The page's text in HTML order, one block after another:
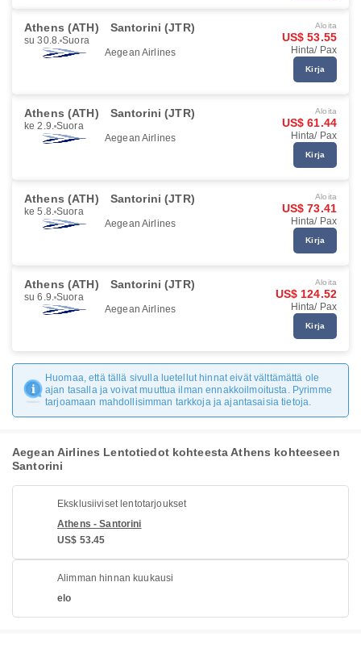
Athens (ATH) Santorini (JTR)
su 30.8. Suora
Aegean Airlines
Aloita
US$ 53.55
Hinta/ Pax
Kirja
Athens (ATH) Santorini (JTR)
ke 2.9. Suora
Aegean Airlines
Aloita
US$ 61.44
Hinta/ Pax
Kirja
Athens (ATH) Santorini (JTR)
ke 5.8. Suora
Aegean Airlines
Aloita
US$ 73.41
Hinta/ Pax
Kirja
Athens (ATH) Santorini (JTR)
su 6.9. Suora
Aegean Airlines
Aloita
US$ 124.52
Hinta/ Pax
Kirja
Huomaa, että tällä sivulla luetellut hinnat eivät välttämättä ole
ajan tasalla ja voivat muuttua ilman ennakkoilmoitusta. Pyrimme
tarjoamaan mahdollisimman tarkkoja ja ajantasaisia tietoja.
Aegean Airlines Lentotiedot kohteesta Athens kohteeseen
Santorini
Eksklusiiviset lentotarjoukset
Athens - Santorini
US$ 53.45
Alimman hinnan kuukausi
elo